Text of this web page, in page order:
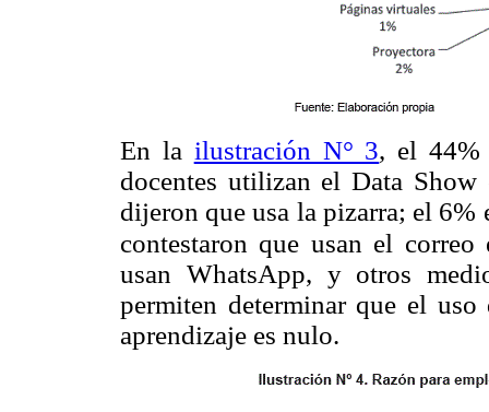
En la ilustración N° 3, el 44%
docentes utilizan el Data
dijeron que usa la pizarra; el 6%
contestaron que usan el correo
usan WhatsApp, y otros
permiten determinar que el
aprendizaje es nulo.